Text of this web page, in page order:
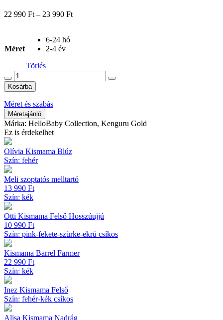
22 990 Ft – 23 990 FtÁrtartomány:
Méret
6-24 hó
2-4 év
Törlés
Tipegő
H.zsák
Microfiber+pamut
(2
Tog)
Mókus
mennyiség
Kosárba
Méret és szabás
Méretajánló
Márka: HelloBaby Collection, Kenguru Gold
Ez is érdekelhet
Olívia Kismama Blúz
Szín: fehér
Meli szoptatós melltartó
13 990 Ft
Szín: kék
Otti Kismama Felső Hosszúujjú
10 990 Ft
Szín: pink-fekete-szürke-ekrü csíkos
Kismama Barrel Farmer
22 990 Ft
Szín: kék
Inez Kismama Felső
Szín: fehér-kék csíkos
Alisa Kismama Nadrág